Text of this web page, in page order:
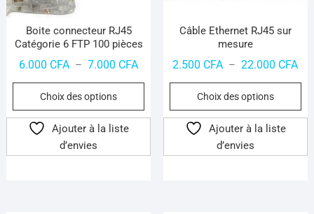
Boite connecteur RJ45
Catégorie 6 FTP 100 pièces
6.000 CFA – 7.000 CFAPlage
de
6.000 CFA
Choix des options
Ce
a
variations.
Ajouter à la liste
d’envies
Câble Ethernet RJ45 sur
mesure
2.500 CFA – 22.000 CFA
de
Choix des options
Ce
a
Ajouter à la liste
d’envies